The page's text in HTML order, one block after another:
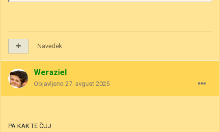
Navedek
Weraziel
Objavljeno 27. avgust 2025
PA KAK TE ČUJ